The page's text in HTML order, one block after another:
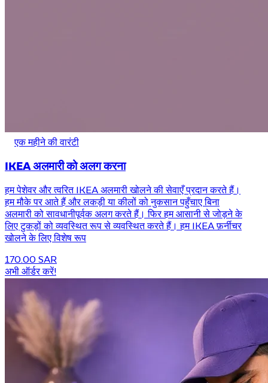
एक महीने की वारंटी
IKEA अलमारी को अलग करना
हम पेशेवर और त्वरित IKEA अलमारी खोलने की सेवाएँ प्रदान करते हैं।
हम मौके पर आते हैं और लकड़ी या कीलों को नुकसान पहुँचाए बिना
अलमारी को सावधानीपूर्वक अलग करते हैं। फिर हम आसानी से जोड़ने के
लिए टुकड़ों को व्यवस्थित रूप से व्यवस्थित करते हैं। हम IKEA फ़र्नीचर
खोलने के लिए विशेष रूप
170.00 SAR
अभी ऑर्डर करें!